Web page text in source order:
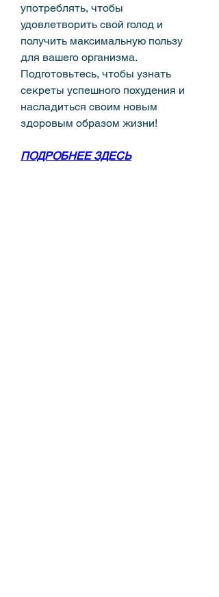
употреблять, чтобы
удовлетворить свой голод и
получить максимальную пользу
для вашего организма.
Подготовьтесь, чтобы узнать
секреты успешного похудения и
насладиться своим новым
здоровым образом жизни!
ПОДРОБНЕЕ ЗДЕСЬ